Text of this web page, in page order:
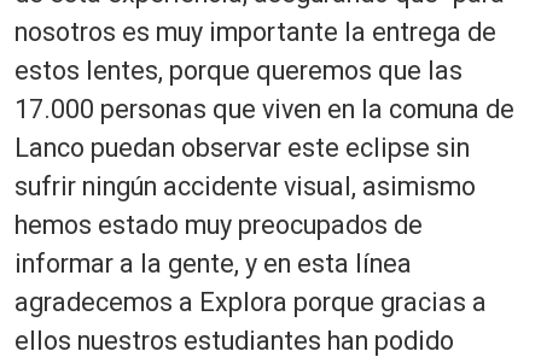
nosotros es muy importante la entrega de
estos lentes, porque queremos que las
17.000 personas que viven en la comuna de
Lanco puedan observar este eclipse sin
sufrir ningún accidente visual, asimismo
hemos estado muy preocupados de
informar a la gente, y en esta línea
agradecemos a Explora porque gracias a
ellos nuestros estudiantes han podido